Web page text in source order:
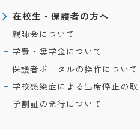
在校生・保護者の方へ
親師会について
学費・奨学金について
保護者ポータルの操作について
学校感染症による出席停止の
学割証の発行について